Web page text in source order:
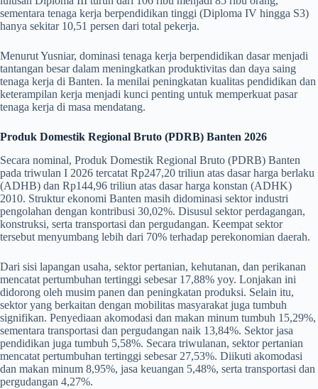
sementara tenaga kerja berpendidikan tinggi (Diploma IV hingga S3)
hanya sekitar 10,51 persen dari total pekerja.
Menurut Yusniar, dominasi tenaga kerja berpendidikan dasar menjadi
tantangan besar dalam meningkatkan produktivitas dan daya saing
tenaga kerja di Banten. Ia menilai peningkatan kualitas pendidikan dan
keterampilan kerja menjadi kunci penting untuk memperkuat pasar
tenaga kerja di masa mendatang.
Produk Domestik Regional Bruto (PDRB) Banten 2026
Secara nominal, Produk Domestik Regional Bruto (PDRB) Banten
pada triwulan I 2026 tercatat Rp247,20 triliun atas dasar harga berlaku
(ADHB) dan Rp144,96 triliun atas dasar harga konstan (ADHK)
2010. Struktur ekonomi Banten masih didominasi sektor industri
pengolahan dengan kontribusi 30,02%. Disusul sektor perdagangan,
konstruksi, serta transportasi dan pergudangan. Keempat sektor
tersebut menyumbang lebih dari 70% terhadap perekonomian daerah.
Dari sisi lapangan usaha, sektor pertanian, kehutanan, dan perikanan
mencatat pertumbuhan tertinggi sebesar 17,88% yoy. Lonjakan ini
didorong oleh musim panen dan peningkatan produksi. Selain itu,
sektor yang berkaitan dengan mobilitas masyarakat juga tumbuh
signifikan. Penyediaan akomodasi dan makan minum tumbuh 15,29%,
sementara transportasi dan pergudangan naik 13,84%. Sektor jasa
pendidikan juga tumbuh 5,58%. Secara triwulanan, sektor pertanian
mencatat pertumbuhan tertinggi sebesar 27,53%. Diikuti akomodasi
dan makan minum 8,95%, jasa keuangan 5,48%, serta transportasi dan
pergudangan 4,27%.